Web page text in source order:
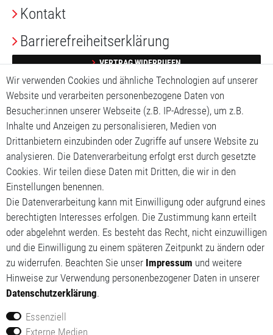
Kontakt
Barrierefreiheitserklärung
VERTRAG WIDERRUFEN
Impressum
Daten­schutz­erklärung
AGB
Mein Konto
Mein Warenkorb
Meine Wunschliste
Wir verwenden Cookies und ähnliche Technologien auf unserer
Website und verarbeiten personenbezogene Daten von
Besucher:innen unserer Webseite (z.B. IP-Adresse), um z.B.
Inhalte und Anzeigen zu personalisieren, Medien von
Drittanbietern einzubinden oder Zugriffe auf unsere Website zu
analysieren. Die Datenverarbeitung erfolgt erst durch gesetzte
Cookies. Wir teilen diese Daten mit Dritten, die wir in den
Einstellungen benennen.
Die Datenverarbeitung kann mit Einwilligung oder aufgrund eines
berechtigten Interesses erfolgen. Die Zustimmung kann erteilt
oder abgelehnt werden. Es besteht das Recht, nicht einzuwilligen
und die Einwilligung zu einem späteren Zeitpunkt zu ändern oder
zu widerrufen. Beachten Sie unser Impressum und weitere
Hinweise zur Verwendung personenbezogener Daten in unserer
Daten­schutz­erklärung.
Essenziell
Externe Medien